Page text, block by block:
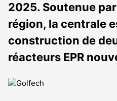
2025. Soutenue
région, la centrale
construction de
réacteurs EPR